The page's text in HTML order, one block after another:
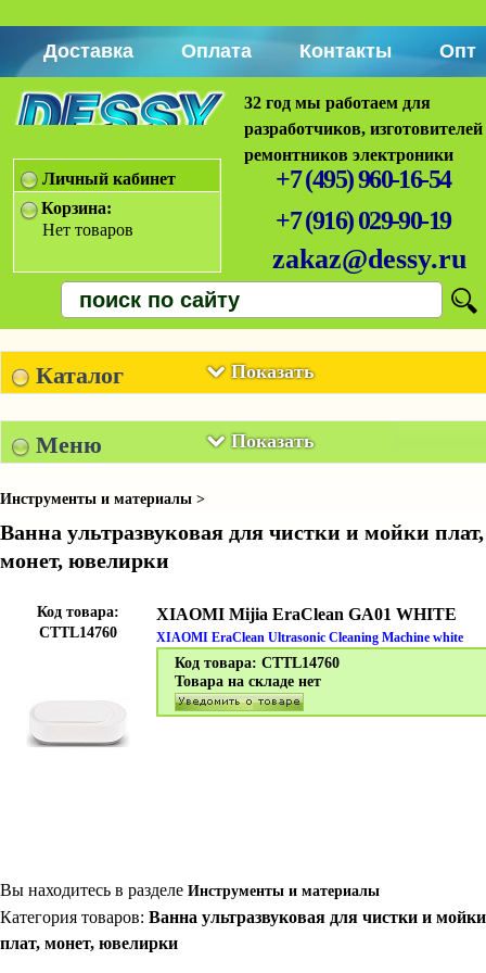
Доставка Оплата Контакты Опт
32 год мы работаем для
разработчиков,
ремонтников электроники
+7 (495) 960-16-54
+7 (916) 029-90-19
zakaz@dessy.ru
Личный кабинет
Корзина:
Нет товаров
Показать
Каталог
Показать
Меню
Инструменты и материалы >
Ванна ультразвуковая для чистки и мойки плат,
монет, ювелирки
Код товара:
CTTL14760
XIAOMI Mijia EraClean GA01 WHITE
XIAOMI EraClean Ultrasonic Cleaning Machine white
Код товара: CTTL14760
Товара на складе нет
Вы находитесь в разделе Инструменты и материалы
Категория товаров: Ванна ультразвуковая для чистки и мойки
плат, монет, ювелирки